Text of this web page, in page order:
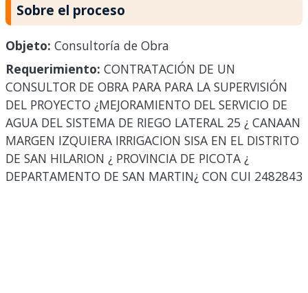
Sobre el proceso
Objeto: Consultoría de Obra
Requerimiento: CONTRATACIÓN DE UN
CONSULTOR DE OBRA PARA PARA LA SUPERVISIÓN
DEL PROYECTO ¿MEJORAMIENTO DEL SERVICIO DE
AGUA DEL SISTEMA DE RIEGO LATERAL 25 ¿ CANAAN
MARGEN IZQUIERA IRRIGACION SISA EN EL DISTRITO
DE SAN HILARION ¿ PROVINCIA DE PICOTA ¿
DEPARTAMENTO DE SAN MARTIN¿ CON CUI 2482843